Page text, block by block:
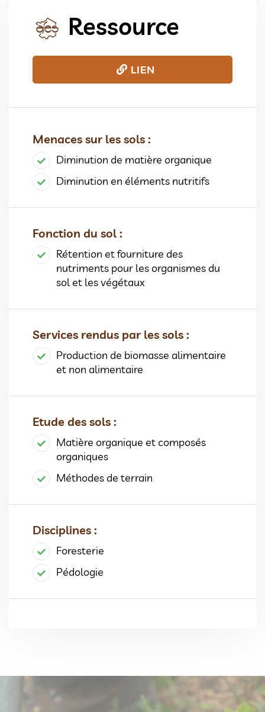
Ressource
LIEN
Menaces sur les sols :
Diminution de matière organique
Diminution en éléments nutritifs
Fonction du sol :
Rétention et fourniture des
nutriments pour les organismes du
sol et les végétaux
Services rendus par les sols :
Production de biomasse alimentaire
et non alimentaire
Etude des sols :
Matière organique et composés
organiques
Méthodes de terrain
Disciplines :
Foresterie
Pédologie